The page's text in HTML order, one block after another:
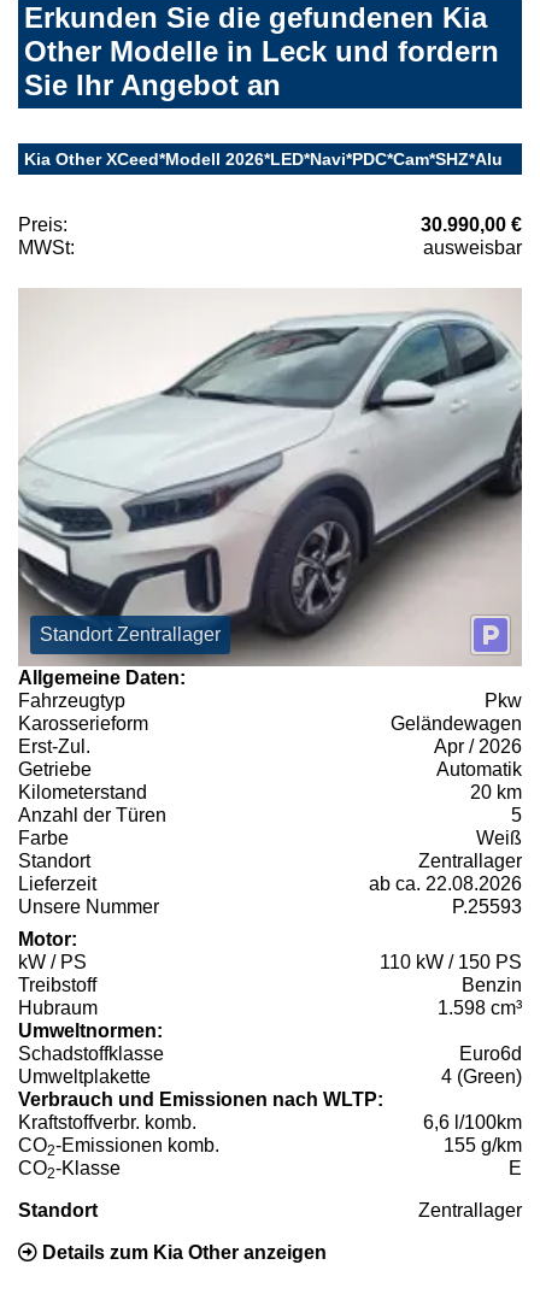
Erkunden Sie die gefundenen Kia
Other Modelle in Leck und fordern
Sie Ihr Angebot an
Kia Other XCeed*Modell 2026*LED*Navi*PDC*Cam*SHZ*Alu
Preis:
30.990,00 €
MWSt:
ausweisbar
Standort Zentrallager
Allgemeine Daten:
Fahrzeugtyp
Pkw
Karosserieform
Geländewagen
Erst-Zul.
Apr / 2026
Getriebe
Automatik
Kilometerstand
20 km
Anzahl der Türen
5
Farbe
Weiß
Standort
Zentrallager
Lieferzeit
ab ca. 22.08.2026
Unsere Nummer
P.25593
Motor:
kW / PS
110 kW / 150 PS
Treibstoff
Benzin
Hubraum
1.598 cm³
Umweltnormen:
Schadstoffklasse
Euro6d
Umweltplakette
4 (Green)
Verbrauch und Emissionen nach WLTP:
Kraftstoffverbr. komb.
6,6 l/100km
CO2-Emissionen komb.
155 g/km
CO2-Klasse E
Standort Zentrallager
Details zum Kia Other anzeigen